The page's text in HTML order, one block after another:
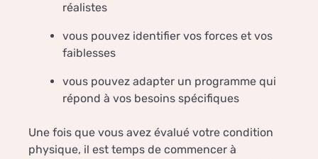
réalistes
vous pouvez identifier vos forces et vos
faiblesses
vous pouvez adapter un programme qui
répond à vos besoins spécifiques
Une fois que vous avez évalué votre condition
physique, il est temps de commencer à